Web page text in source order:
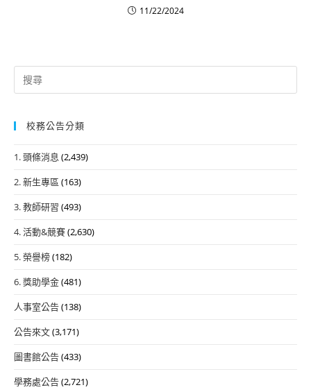
11/22/2024
Search
for:
校務公告分類
1. 頭條消息 (2,439)
2. 新生專區 (163)
3. 教師研習 (493)
4. 活動&競賽(2,630)
5. 榮譽榜(182)
6. 獎助學金(481)
人事室公告(138)
公告來文(3,171)
圖書館公告(433)
學務處公告(2,721)